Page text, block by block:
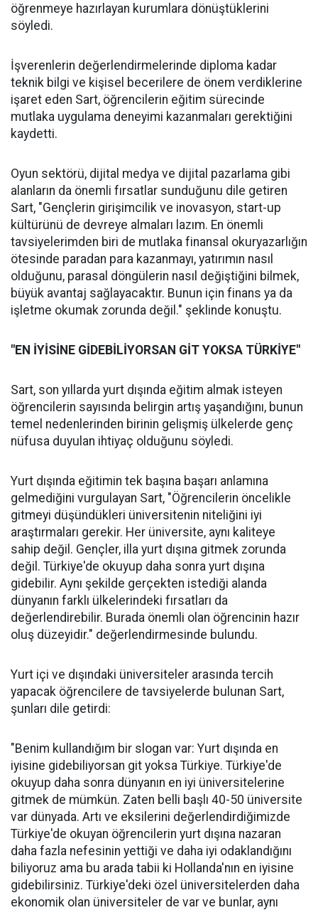
öğrenmeye hazırlayan kurumlara dönüştüklerini
söyledi.
İşverenlerin değerlendirmelerinde diploma kadar
teknik bilgi ve kişisel becerilere de önem verdiklerine
işaret eden Sart, öğrencilerin eğitim sürecinde
mutlaka uygulama deneyimi kazanmaları gerektiğini
kaydetti.
Oyun sektörü, dijital medya ve dijital pazarlama gibi
alanların da önemli fırsatlar sunduğunu dile getiren
Sart, "Gençlerin girişimcilik ve inovasyon, start-up
kültürünü de devreye almaları lazım. En önemli
tavsiyelerimden biri de mutlaka finansal okuryazarlığın
ötesinde paradan para kazanmayı, yatırımın nasıl
olduğunu, parasal döngülerin nasıl değiştiğini bilmek,
büyük avantaj sağlayacaktır. Bunun için finans ya da
işletme okumak zorunda değil." şeklinde konuştu.
"EN İYİSİNE GİDEBİLİYORSAN GİT YOKSA TÜRKİYE"
Sart, son yıllarda yurt dışında eğitim almak isteyen
öğrencilerin sayısında belirgin artış yaşandığını, bunun
temel nedenlerinden birinin gelişmiş ülkelerde genç
nüfusa duyulan ihtiyaç olduğunu söyledi.
Yurt dışında eğitimin tek başına başarı anlamına
gelmediğini vurgulayan Sart, "Öğrencilerin öncelikle
gitmeyi düşündükleri üniversitenin niteliğini iyi
araştırmaları gerekir. Her üniversite, aynı kaliteye
sahip değil. Gençler, illa yurt dışına gitmek zorunda
değil. Türkiye'de okuyup daha sonra yurt dışına
gidebilir. Aynı şekilde gerçekten istediği alanda
dünyanın farklı ülkelerindeki fırsatları da
değerlendirebilir. Burada önemli olan öğrencinin hazır
oluş düzeyidir." değerlendirmesinde bulundu.
Yurt içi ve dışındaki üniversiteler arasında tercih
yapacak öğrencilere de tavsiyelerde bulunan Sart,
şunları dile getirdi:
"Benim kullandığım bir slogan var: Yurt dışında en
iyisine gidebiliyorsan git yoksa Türkiye. Türkiye'de
okuyup daha sonra dünyanın en iyi üniversitelerine
gitmek de mümkün. Zaten belli başlı 40-50 üniversite
var dünyada. Artı ve eksilerini değerlendirdiğimizde
Türkiye'de okuyan öğrencilerin yurt dışına nazaran
daha fazla nefesinin yettiği ve daha iyi odaklandığını
biliyoruz ama bu arada tabii ki Hollanda'nın en iyisine
gidebilirsiniz. Türkiye'deki özel üniversitelerden daha
ekonomik olan üniversiteler de var ve bunlar, aynı